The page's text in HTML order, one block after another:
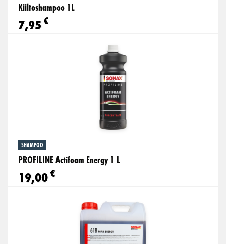
Kiiltoshampoo 1L
7,95 €
SHAMPOO
PROFILINE Actifoam Energy 1 L
19,00€